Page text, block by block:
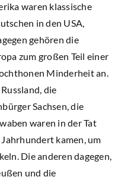
waren klassische
in den USA,
gehören die
zum großen Teil einer
Minderheit an.
die
Sachsen, die
waren in der Tat
Jahrhundert kamen, um
Die anderen dagegen,
und die